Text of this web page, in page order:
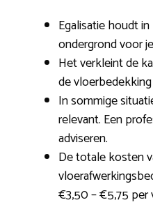
Egalisatie houdt
ondergrond voor
Het verkleint de
de
In sommige
relevant. Een
adviseren.
De totale kosten
€3,50 – €5,75 per